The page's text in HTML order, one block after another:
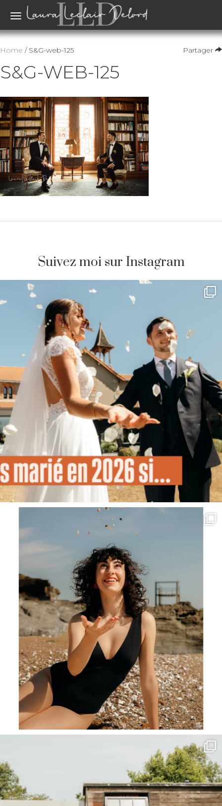
Toggle
Partager
Home / S&G-web-125
S&G-WEB-125
Suivez moi sur Instagram